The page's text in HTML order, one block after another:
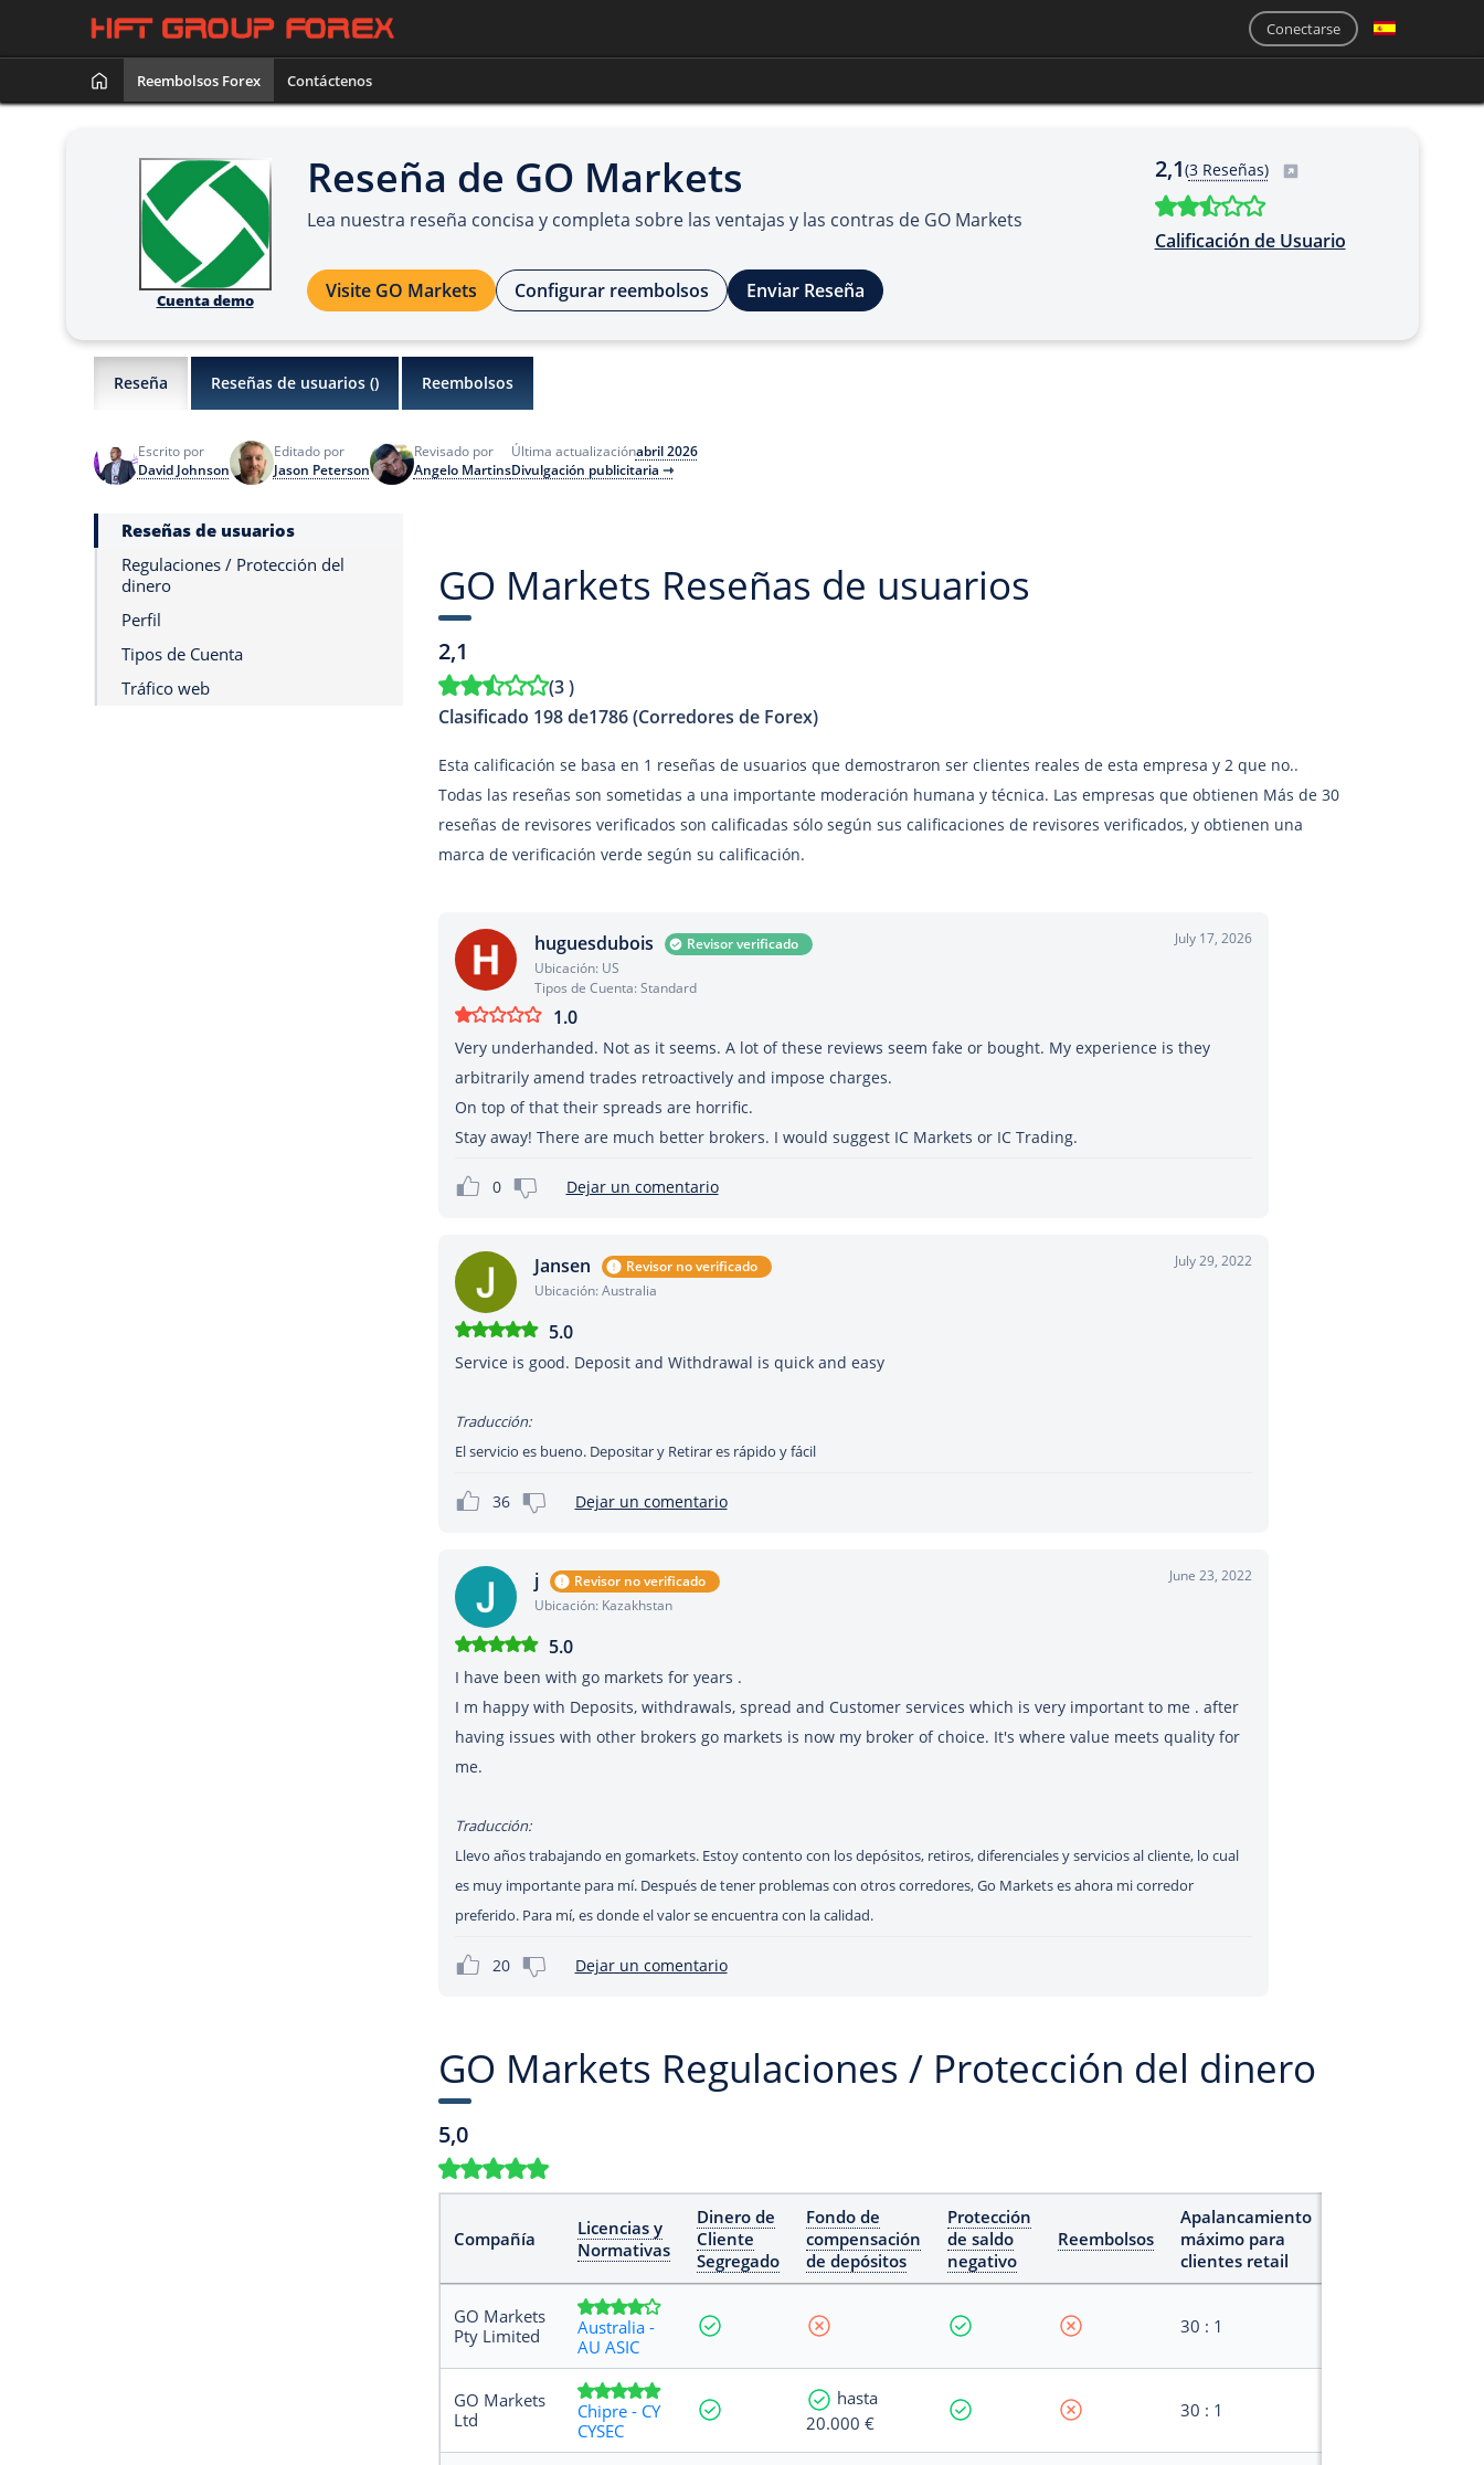
Conectarse
Reembolsos Forex Contáctenos
Cuenta demo
Reseña de GO Markets
Lea nuestra reseña concisa y completa sobre las ventajas y las contras de GO Markets
2,1(3 Reseñas)
Calificación de Usuario
Visite GO Markets Configurar reembolsos Enviar Reseña
Reseña Reseñas de usuarios () Reembolsos
Escrito por
David Johnson
Editado por
Jason Peterson
Revisado por
Angelo Martins
Última actualizaciónabril 2026
Divulgación publicitaria ⇾
Reseñas de usuarios
Regulaciones / Protección del
dinero
Perfil
Tipos de Cuenta
Tráfico web
GO Markets Reseñas de usuarios
2,1
(3)
Clasificado 198 de1786 (Corredores de Forex)
Esta calificación se basa en 1 reseñas de usuarios que demostraron ser clientes reales de esta empresa y 2 que no..
Todas las reseñas son sometidas a una importante moderación humana y técnica. Las empresas que obtienen Más de 30
reseñas de revisores verificados son calificadas sólo según sus calificaciones de revisores verificados, y obtienen una
marca de verificación verde según su calificación.
huguesdubois
Revisor verificado
Ubicación: US
Tipos de Cuenta: Standard
July 17, 2026
1.0
Very underhanded. Not as it seems. A lot of these reviews seem fake or bought. My experience is they
arbitrarily amend trades retroactively and impose charges.
On top of that their spreads are horrific.
Stay away! There are much better brokers. I would suggest IC Markets or IC Trading.
0 Dejar un comentario
Jansen
Revisor no verificado
Ubicación: Australia
July 29, 2022
5.0
Service is good. Deposit and Withdrawal is quick and easy
Traducción:
El servicio es bueno. Depositar y Retirar es rápido y fácil
36 Dejar un comentario
j
Revisor no verificado
Ubicación: Kazakhstan
June 23, 2022
5.0
I have been with go markets for years .
I m happy with Deposits, withdrawals, spread and Customer services which is very important to me . after
having issues with other brokers go markets is now my broker of choice. It's where value meets quality for
Traducción:
Llevo años trabajando en gomarkets. Estoy contento con los depósitos, retiros, diferenciales y servicios al cliente, lo cual
es muy importante para mí. Después de tener problemas con otros corredores, Go Markets es ahora mi corredor
preferido. Para mí, es donde el valor se encuentra con la calidad.
20 Dejar un comentario
GO Markets Regulaciones / Protección del dinero
5,0
Compañía
Licencias y
Normativas
Dinero de
Cliente
Segregado
Fondo de
compensación
de depósitos
Protección
de saldo
negativo
Reembolsos
Apalancamiento
máximo para
clientes retail
GO Markets
Pty Limited
Australia -
AU ASIC
30 : 1
GO Markets
Ltd
Chipre - CY
CYSEC
hasta
20.000 €
30 : 1